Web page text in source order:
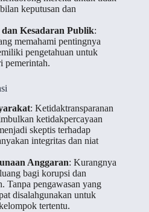
keputusan dan
Kesadaran Publik:
memahami pentingnya
pengetahuan untuk
pemerintah.
: Ketidaktransparanan
ketidakpercayaan
skeptis terhadap
integritas dan niat
Anggaran: Kurangnya
bagi korupsi dan
Tanpa pengawasan yang
disalahgunakan untuk
tertentu.